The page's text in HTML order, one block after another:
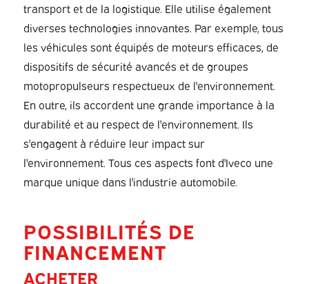
transport et de la logistique. Elle utilise également
diverses technologies innovantes. Par exemple, tous
les véhicules sont équipés de moteurs efficaces, de
dispositifs de sécurité avancés et de groupes
motopropulseurs respectueux de l'environnement.
En outre, ils accordent une grande importance à la
durabilité et au respect de l'environnement. Ils
s'engagent à réduire leur impact sur
l'environnement. Tous ces aspects font d'Iveco une
marque unique dans l'industrie automobile.
POSSIBILITÉS DE
FINANCEMENT
ACHETER